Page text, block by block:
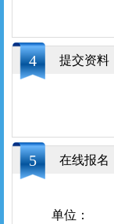
4 提交资料
5 在线报名
单位：